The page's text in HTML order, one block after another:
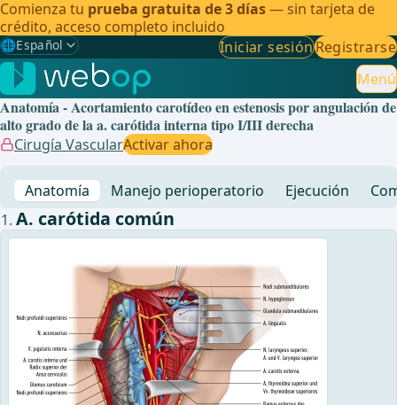
Comienza tu prueba gratuita de 3 días— sin tarjeta de
crédito, acceso completo incluido
🌐Español
Gewählte Sprache: Español
🇩🇪 Alemán
🇬🇧Inglés
🇪🇸Español ✓
🇧🇷Brasileño
Iniciar sesiónRegistrarse
Menú
Anatomía - Acortamiento carotídeo en estenosis por angulación de
alto grado de la a. carótida interna tipo I/III derecha
Cirugía VascularActivar ahora
Anatomía Manejo perioperatorio Ejecución
A. carótida común